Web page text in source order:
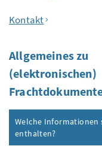
Kontakt
Allgemeines zu
(elektronischen)
Welche
enthalten?